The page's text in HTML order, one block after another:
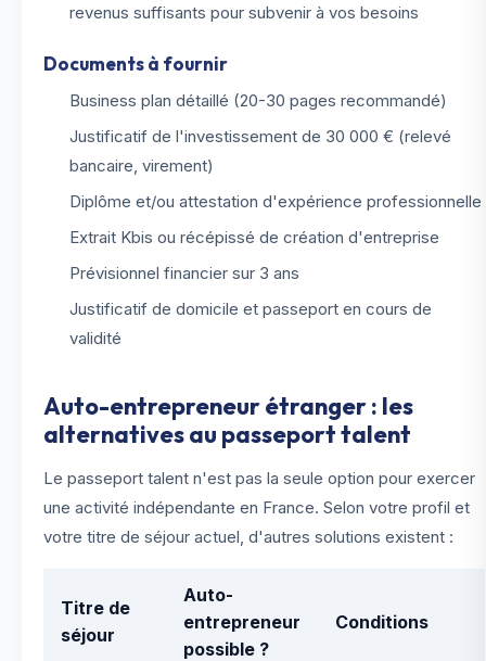
revenus suffisants pour subvenir à vos besoins
Documents à fournir
Business plan détaillé (20-30 pages recommandé)
Justificatif de l'investissement de 30 000 € (relevé
bancaire, virement)
Diplôme et/ou attestation d'expérience professionnelle
Extrait Kbis ou récépissé de création d'entreprise
Prévisionnel financier sur 3 ans
Justificatif de domicile et passeport en cours de
validité
Auto-entrepreneur étranger : les
alternatives au passeport talent
Le passeport talent n'est pas la seule option pour exercer
une activité indépendante en France. Selon votre profil et
votre titre de séjour actuel, d'autres solutions existent :
Titre de
séjour
Auto-
entrepreneur
possible ?
Conditions